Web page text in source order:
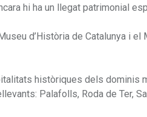
hi ha un llegat patrimonial
d’Història de Catalunya i el
històriques dels dominis
Palafolls, Roda de Ter,